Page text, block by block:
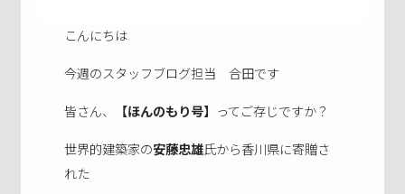
こんにちは
今週のスタッフブログ担当 合田です
皆さん、
【ほんのもり号】 ってご存じですか？
世界的建築家の安藤忠雄氏から香川県に寄贈さ
れた